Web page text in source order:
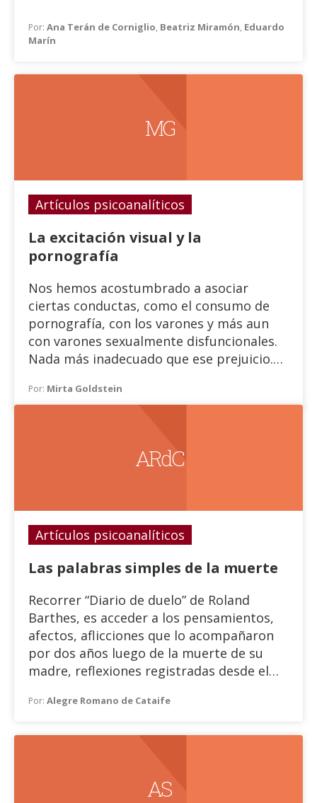
Por: Ana Terán de Corniglio, Beatriz Miramón, Eduardo
Marín
M G
Artículos psicoanalíticos
La excitación visual y la
pornografía
Nos hemos acostumbrado a asociar
ciertas conductas, como el consumo de
pornografía, con los varones y más aun
con varones sexualmente disfuncionales.
Nada más inadecuado que ese prejuicio.
modalidades pornográficas, en las que se
propagandas televisivas contienen algún
rasgo pornográfico si por ello
Por: Mirta Goldstein
A R d C
Artículos psicoanalíticos
Las palabras simples de la muerte
Recorrer “Diario de duelo” de Roland
Barthes, es acceder a los pensamientos,
afectos, aflicciones que lo acompañaron
por dos años luego de la muerte de su
madre, reflexiones registradas desde el
tomadas del fichero del autor, y lo
Por: Alegre Romano de Cataife
A S